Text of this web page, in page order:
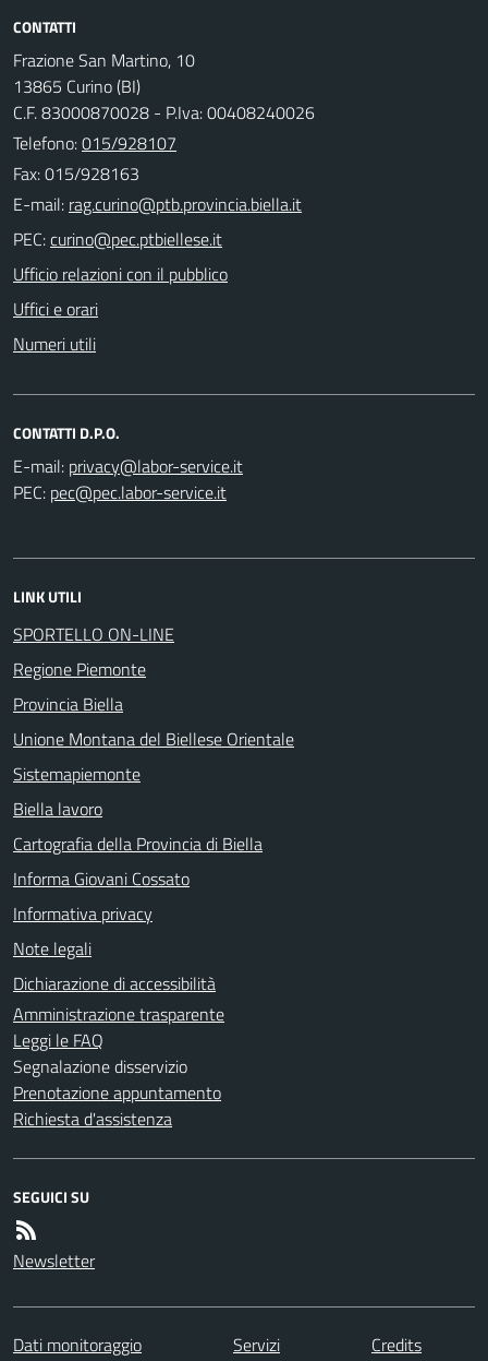
CONTATTI
Frazione San Martino, 10
13865 Curino (BI)
C.F. 83000870028 - P.Iva: 00408240026
Telefono:015/928107
Fax: 015/928163
E-mail:
PEC:
Ufficio relazioni con il pubblico
Uffici e orari
Numeri utili
CONTATTI D.P.O.
E-mail:
PEC:
LINK UTILI
SPORTELLO ON-LINE
Regione Piemonte
Provincia Biella
Unione Montana del Biellese Orientale
Sistemapiemonte
Biella lavoro
Cartografia della Provincia di Biella
Informa Giovani Cossato
Informativa privacy
Note legali
Dichiarazione di accessibilità
Amministrazione trasparente
Leggi le FAQ
Segnalazione disservizio
Prenotazione appuntamento
Richiesta d'assistenza
SEGUICI SU
Newsletter
Dati monitoraggio Servizi
Credits